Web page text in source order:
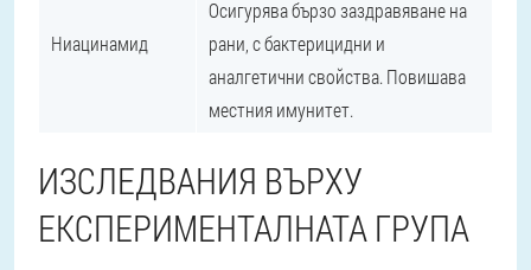
Ниацинамид
Осигурява бързо заздравяване на
рани, с бактерицидни и
аналгетични свойства. Повишава
местния имунитет.
ИЗСЛЕДВАНИЯ ВЪРХУ
ЕКСПЕРИМЕНТАЛНАТА ГРУПА